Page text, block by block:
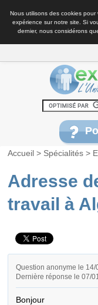
Nous utilisons des cookies pour
expérience sur notre site. Si
dernier, nous considérons
Accueil > Spécialités >
Adresse
travail à
Question anonyme le
Dernière réponse le 07/
Bonjour